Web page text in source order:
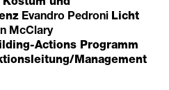
Evandro Pedroni Licht
McClary
Actions Programm
Management